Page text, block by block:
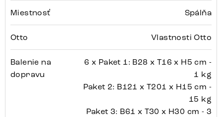
Miestnosť Spálňa
Otto Vlastnosti Otto
Balenie na
dopravu
6 x Paket 1: B28 x T16 x H5 cm -
1 kg
Paket 2: B121 x T201 x H15 cm -
15 kg
Paket 3: B61 x T30 x H30 cm - 3